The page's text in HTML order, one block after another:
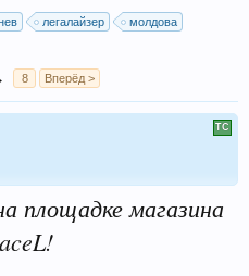
легалайзер
молдова
8 Вперёд >
площадке магазина